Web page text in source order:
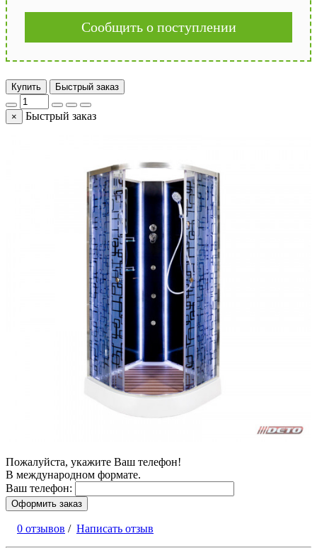
Сообщить о поступлении
Купить Быстрый заказ
× Быстрый заказ
Пожалуйста, укажите Ваш телефон!
В международном формате.
Ваш телефон:
Оформить заказ
0 отзывов / Написать отзыв